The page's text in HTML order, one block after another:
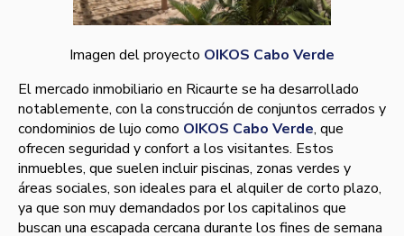
Imagen del proyecto OIKOS Cabo Verde
El mercado inmobiliario en Ricaurte se ha desarrollado
notablemente, con la construcción de conjuntos cerrados y
condominios de lujo como OIKOS Cabo Verde, que
ofrecen seguridad y confort a los visitantes. Estos
inmuebles, que suelen incluir piscinas, zonas verdes y
áreas sociales, son ideales para el alquiler de corto plazo,
ya que son muy demandados por los capitalinos que
buscan una escapada cercana durante los fines de semana